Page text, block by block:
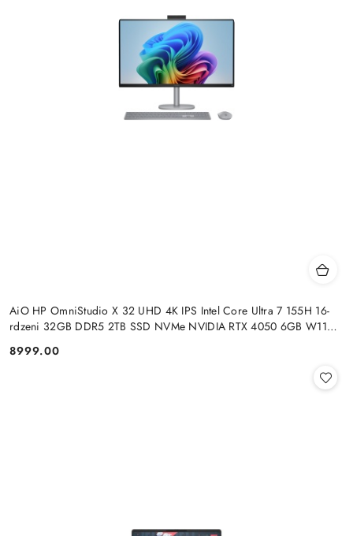
AiO HP OmniStudio X 32 UHD 4K IPS Intel Core Ultra 7 155H 16-
rdzeni 32GB DDR5 2TB SSD NVMe NVIDIA RTX 4050 6GB W11
Cena:
8999.00